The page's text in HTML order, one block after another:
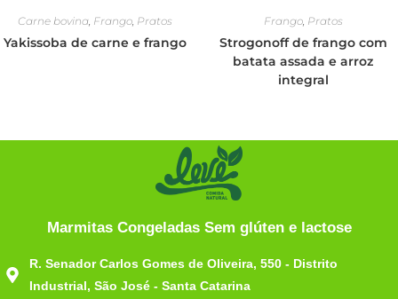
Carne bovina, Frango, Pratos
Yakissoba de carne e frango
Frango, Pratos
Strogonoff de frango com
batata assada e arroz
integral
Marmitas Congeladas Sem glúten e lactose
R. Senador Carlos Gomes de Oliveira, 550 - Distrito
Industrial, São José - Santa Catarina